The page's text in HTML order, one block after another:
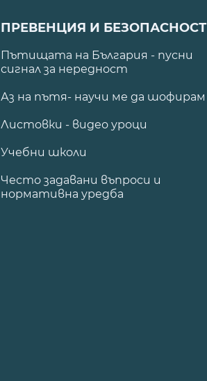
ПРЕВЕНЦИЯ И БЕЗОПАСНОСТ
Пътищата на България - пусни
сигнал за нередност
Аз на пътя- научи ме да шофирам
Листовки - видео уроци
Учебни школи
Често задавани въпроси и
нормативна уредба